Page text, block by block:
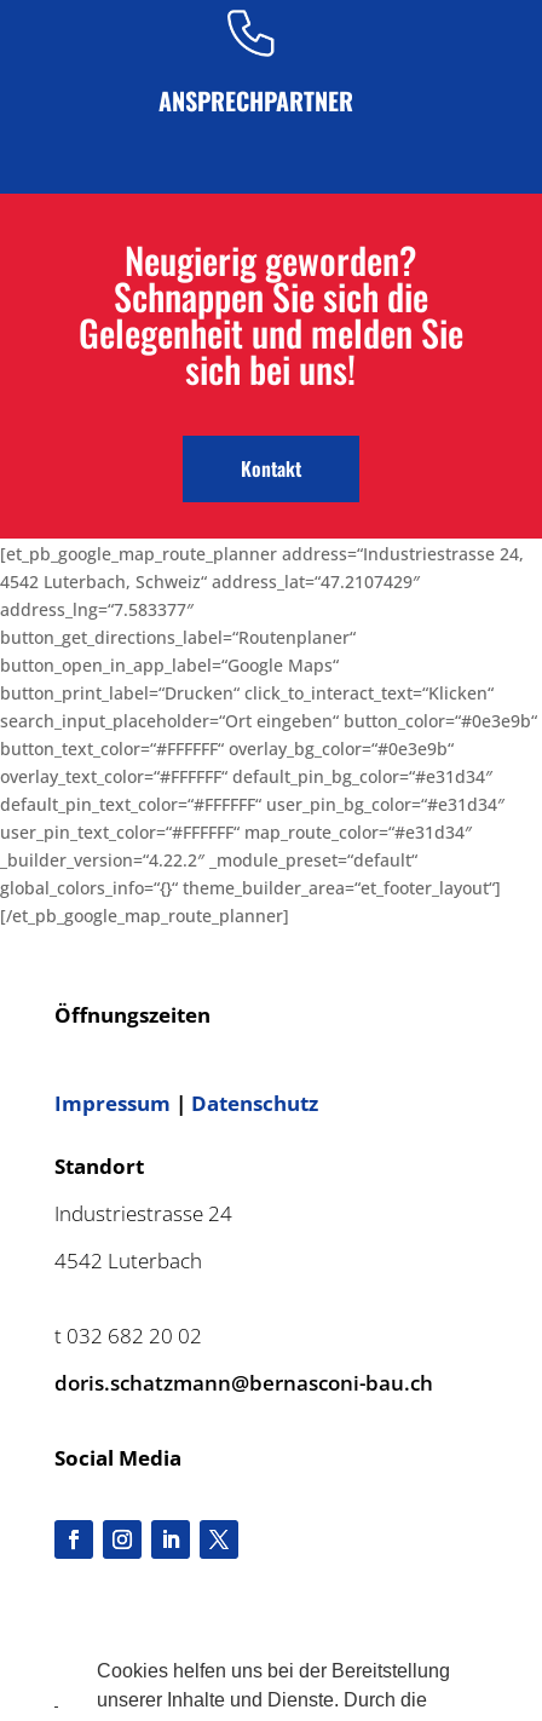
Cookies helfen uns bei der Bereitstellung
unserer Inhalte und Dienste. Durch die
ANSPRECHPARTNER
Neugierig geworden?
Schnappen Sie sich die
Gelegenheit und melden Sie
sich bei uns!
Kontakt
[et_pb_google_map_route_planner address=“Industriestrasse 24,
4542 Luterbach, Schweiz“ address_lat=“47.2107429″
address_lng=“7.583377″
button_get_directions_label=“Routenplaner“
button_open_in_app_label=“Google Maps“
button_print_label=“Drucken“ click_to_interact_text=“Klicken“
search_input_placeholder=“Ort eingeben“ button_color=“#0e3e9b“
button_text_color=“#FFFFFF“ overlay_bg_color=“#0e3e9b“
overlay_text_color=“#FFFFFF“ default_pin_bg_color=“#e31d34″
default_pin_text_color=“#FFFFFF“ user_pin_bg_color=“#e31d34″
user_pin_text_color=“#FFFFFF“ map_route_color=“#e31d34″
_builder_version=“4.22.2″ _module_preset=“default“
global_colors_info=“{}“ theme_builder_area=“et_footer_layout“]
[/et_pb_google_map_route_planner]
Öffnungszeiten
Impressum | Datenschutz
Standort
Industriestrasse 24
4542 Luterbach
t 032 682 20 02
doris.schatzmann@bernasconi-bau.ch
Social Media